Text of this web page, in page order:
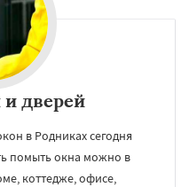
дверей
в Родниках сегодня
помыть окна можно в
коттедже, офисе,